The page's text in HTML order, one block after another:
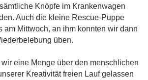
Knöpfe im Krankenwagen
Auch die kleine Rescue-Puppe
am Mittwoch, an ihm konnten wir dann
üben.
eine Menge über den menschlichen
Kreativität freien Lauf gelassen